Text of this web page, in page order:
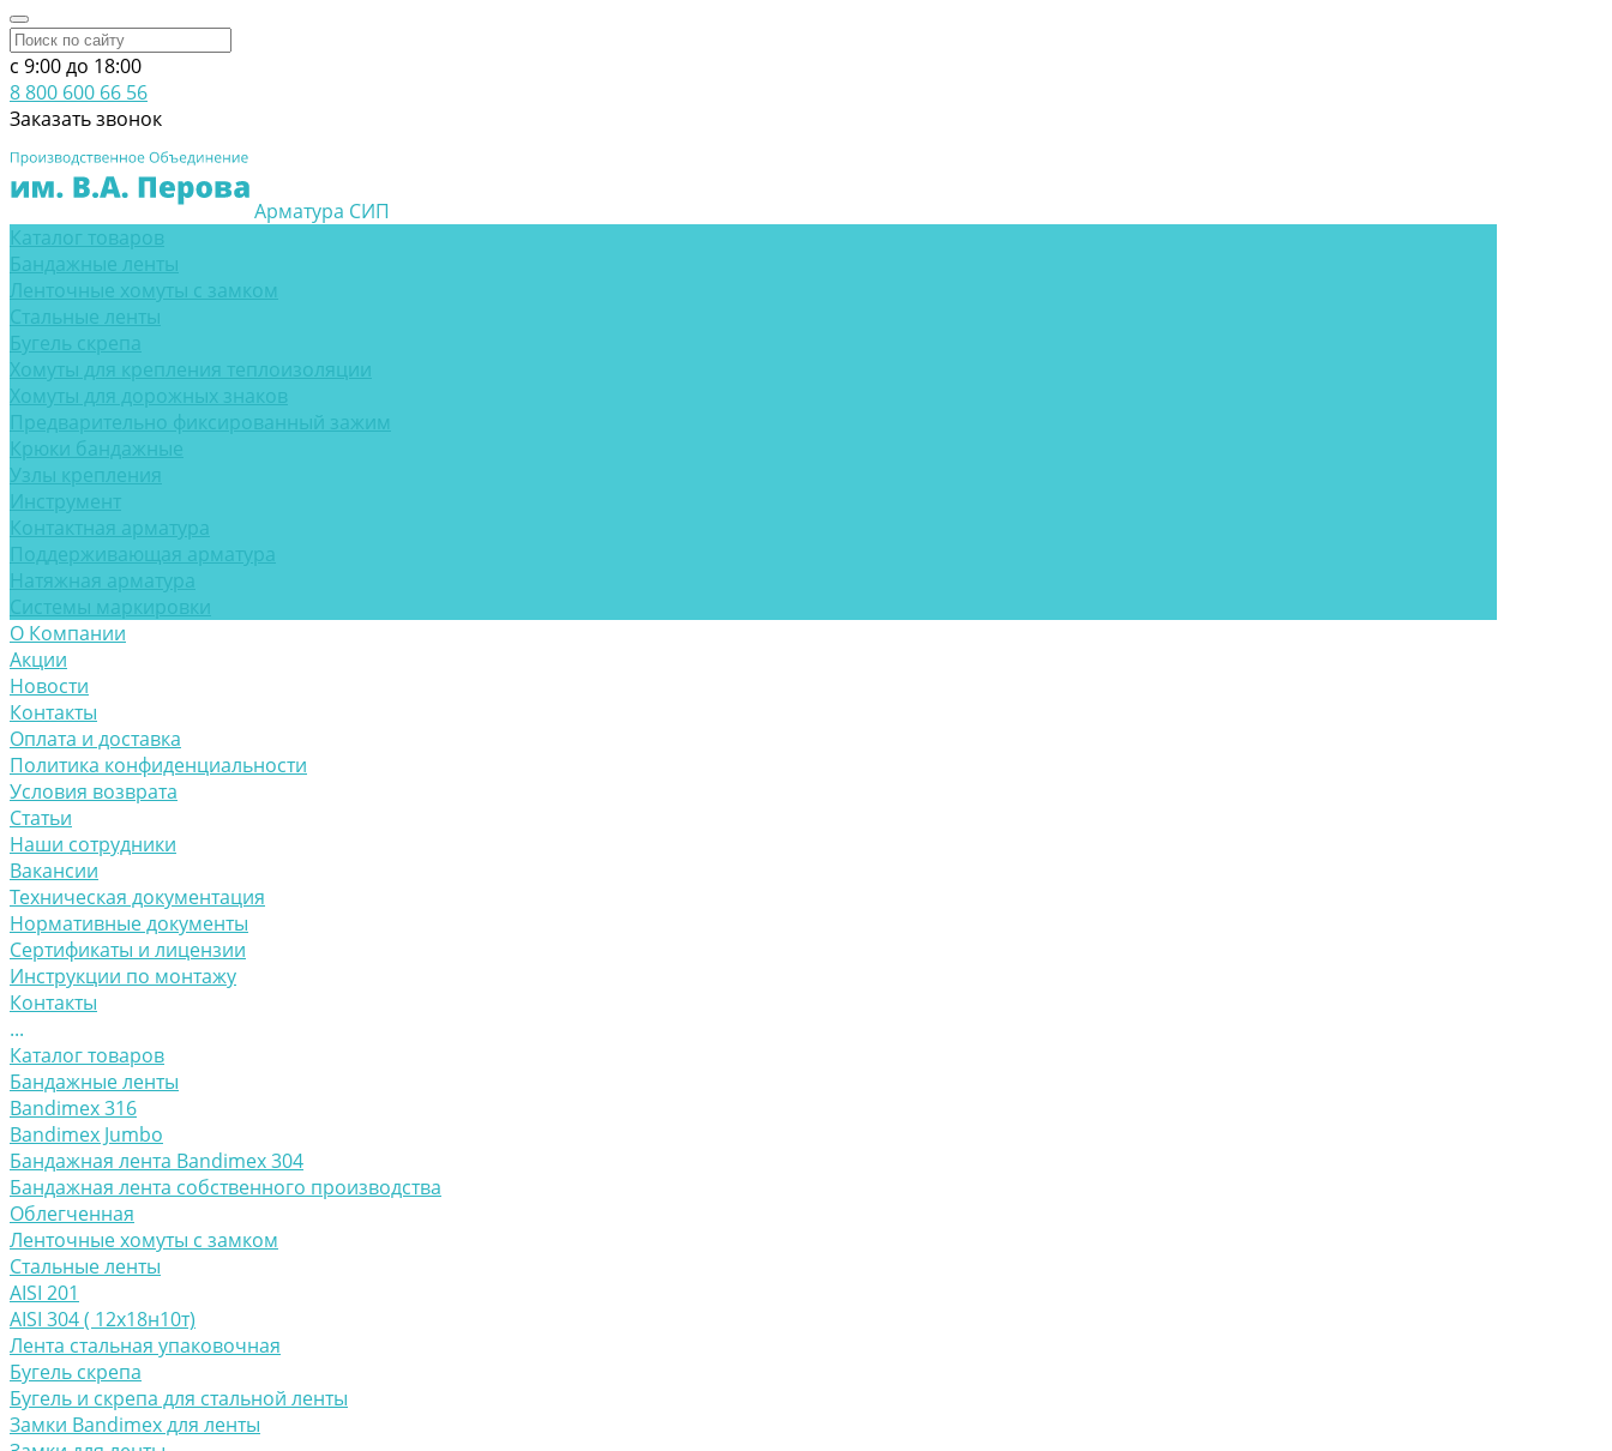
c 9:00 до 18:00
8 800 600 66 56
Заказать звонок
Арматура СИП
Каталог товаров
Бандажные ленты
Ленточные хомуты с замком
Стальные ленты
Бугель скрепа
Хомуты для крепления теплоизоляции
Хомуты для дорожных знаков
Предварительно фиксированный зажим
Крюки бандажные
Узлы крепления
Инструмент
Контактная арматура
Поддерживающая арматура
Натяжная арматура
Системы маркировки
О Компании
Акции
Новости
Контакты
Оплата и доставка
Политика конфиденциальности
Условия возврата
Статьи
Наши сотрудники
Вакансии
Техническая документация
Нормативные документы
Сертификаты и лицензии
Инструкции по монтажу
Контакты
...
Каталог товаров
Бандажные ленты
Bandimex 316
Bandimex Jumbo
Бандажная лента Bandimex 304
Бандажная лента собственного производства
Облегченная
Ленточные хомуты с замком
Стальные ленты
AISI 201
AISI 304 ( 12х18н10т)
Лента стальная упаковочная
Бугель скрепа
Бугель и скрепа для стальной ленты
Замки Bandimex для ленты